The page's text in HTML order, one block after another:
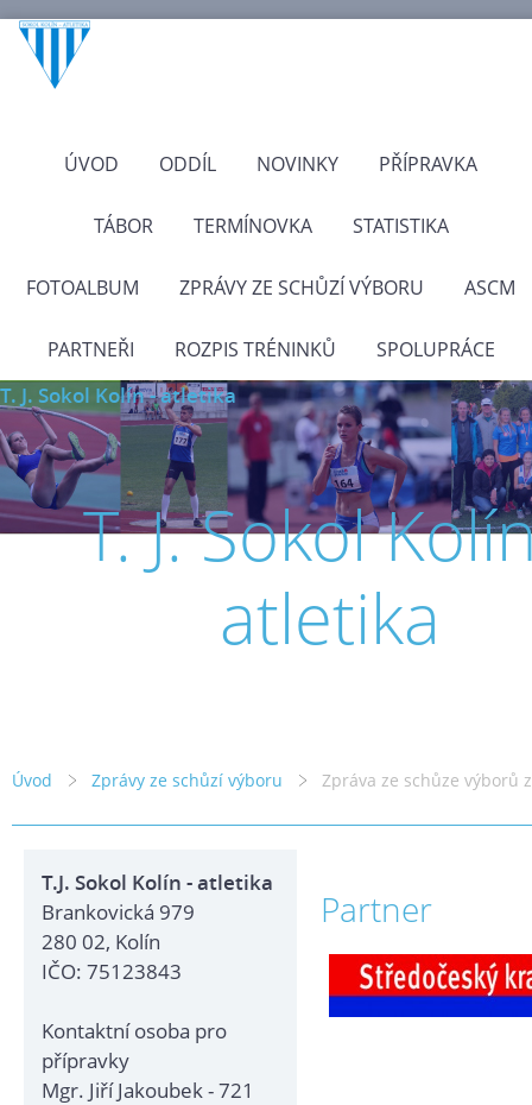
ÚVOD ODDÍL NOVINKY PŘÍPRAVKA
TÁBOR TERMÍNOVKA STATISTIKA
FOTOALBUM ZPRÁVY ZE SCHŮZÍ VÝBORU ASCM
PARTNEŘI ROZPIS TRÉNINKŮ SPOLUPRÁCE
T. J. Sokol Kolín - atletika
T. J. Sokol
atletika
Úvod Zprávy ze schůzí výboru Zpráva ze schůze výborů
T.J. Sokol Kolín - atletika
Brankovická 979
280 02, Kolín
IČO: 75123843
Kontaktní osoba pro
přípravky
Mgr. Jiří Jakoubek - 721
Partner